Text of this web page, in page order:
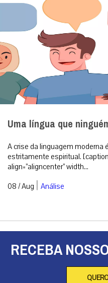
Uma língua que
A crise da linguagem moderna
estritamente espiritual.
align=”aligncenter” width...
08 / Aug | Análise
RECEBA